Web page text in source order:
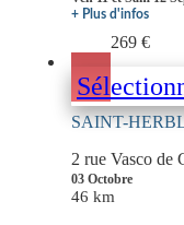
+ Plus d'infos
269 €
SAINT-
2 rue Vasco de
03 Octobre
46 km